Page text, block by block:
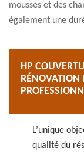
mousses et des
également une
HP
RÉNOVATION
L’unique
qualité du